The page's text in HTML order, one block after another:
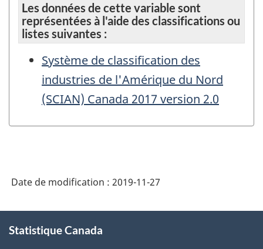
Les données de cette variable sont
représentées à l'aide des classifications ou
listes suivantes :
Système de classification des
industries de l'Amérique du Nord
(SCIAN) Canada 2017 version 2.0
Date de modification : 2019-11-27
propos
Statistique Canada